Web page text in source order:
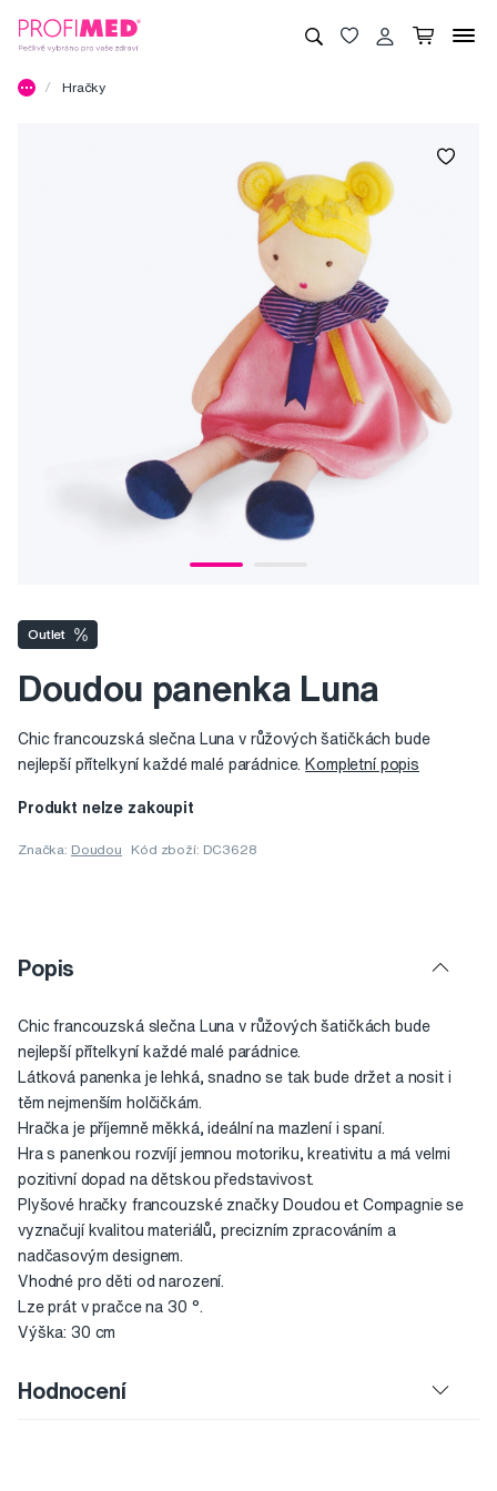
Hračky
Outlet
Doudou panenka Luna
Chic francouzská slečna Luna v růžových šatičkách bude
nejlepší přítelkyní každé malé parádnice. Kompletní popis
Produkt nelze zakoupit
Značka: Doudou Kód zboží: DC3628
Popis
Chic francouzská slečna Luna v růžových šatičkách bude
nejlepší přítelkyní každé malé parádnice.
Látková panenka je lehká, snadno se tak bude držet a nosit i
těm nejmenším holčičkám.
Hračka je příjemně měkká, ideální na mazlení i spaní.
Hra s panenkou rozvíjí jemnou motoriku, kreativitu a má velmi
pozitivní dopad na dětskou představivost.
Plyšové hračky francouzské značky Doudou et Compagnie se
vyznačují kvalitou materiálů, precizním zpracováním a
nadčasovým designem.
Vhodné pro děti od narození.
Lze prát v pračce na 30 °.
Výška: 30 cm
Hodnocení